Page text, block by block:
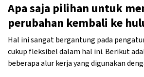
Apa saja pilihan untuk
perubahan kembali ke
Hal ini sangat bergantung pada
cukup fleksibel dalam hal ini. Berikut
beberapa alur kerja yang digunakan